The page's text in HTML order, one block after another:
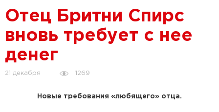
Отец Бритни Спирс
вновь требует с нее
денег
21 декабря 1269
Новые требования «любящего» отца.